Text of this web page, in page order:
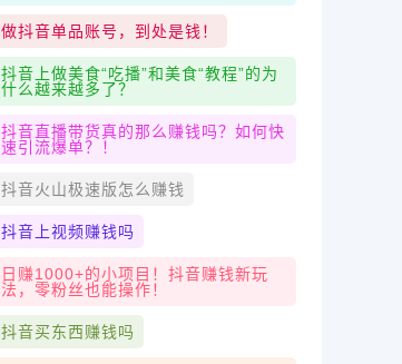
做抖音单品账号，到处是钱！
抖音上做美食“吃播”和美食“教程”的为
什么越来越多了？
抖音直播带货真的那么赚钱吗？如何快
速引流爆单？！
抖音火山极速版怎么赚钱
抖音上视频赚钱吗
日赚1000+的小项目！抖音赚钱新玩
法，零粉丝也能操作！
抖音买东西赚钱吗